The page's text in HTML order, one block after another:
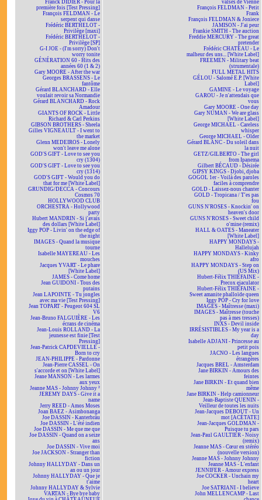
Franck DIDIER - Pour la
première fois [Test Pressing]
François FELDMAN - Le
serpent qui danse
Frédéric BERTHELOT -
Privilège [maxi]
Frédéric BERTHELOT -
Privilège [SP]
G-I JOE - (I'm sorry) Don't
worry tonite
GÉNÉRATION 60 - Hits des
années 60 (1 & 2)
Gary MOORE - After the war
Georges BRASSENS - Le
fantôme
Gérard BLANCHARD - Elle
voulait revoir sa Normandie
Gérard BLANCHARD - Rock
Amadour
GIANTS OF ROCK - Little
Richard & Carl Perkins
GIBSON BROTHERS - Sheela
Gilles VIGNEAULT - I went to
the market
Glenn MEDEIROS - Lonely
won't leave me alone
GOD'S GIFT - Love to see you
cry (1304)
GOD'S GIFT - Love to see you
cry (1314)
GOD'S GIFT - Would you do
that for me [White Label]
GRUNDIG/DECCA - Concours
Cosmos 70
HOLLYWOOD CLUB
ORCHESTRA - Hollywood
party
Hubert MANDRIN - Si j'avais
des dollars [White Label]
Iggy POP - Livin' on the edge of
the night
IMAGES - Quand la musique
tourne
Isabelle MAYEREAU - Les
mouches
Jacques YVART - Le phare
[White Label]
JAMES - Come home
Jean GUIDONI - Tous des
putains
Jean LAPOINTE - Tu jongles
avec ma vie [Test Pressing]
Jean TOPART - Peugeot 604 SL
V6
Jean-Bruno FALGUIÈRE - Les
écrans de cinéma
Jean-Louis ROLLAND - La
jeunesse est finie [Test
Pressing]
Jean-Patrick CAPDEVIELLE -
Born to cry
JEAN-PHILIPPE - Pardonne
Jean-Pierre CASSEL - On
s'accorde et on [White Label]
Jeane MANSON - Les larmes
aux yeux
Jeanne MAS - Johnny Johnny ²
JEREMY DAYS - Give it a
name
Jerry REED - Amos Moses
Joan BAEZ - Asimbonanga
Joe DASSIN - Kanterbräu
Joe DASSIN - L'été indien
Joe DASSIN - Me que me que
Joe DASSIN - Quand on a seize
ans
Joe DASSIN - Vive moi
Joe JACKSON - Stranger than
fiction
Johnny HALLYDAY - Dans un
an ou un jour
Johnny HALLYDAY - Que je
t'aime
Johnny HALLYDAY & Sylvie
VARTAN - Bye bye baby
valses de Vienne
François FELDMAN - Petit
Frank
François FELDMAN & Joniece
JAMISON - J'ai peur
Frankie SMITH - The auction
Freddie MERCURY - The great
pretender
Frédéric CHATEAU - Le
malheur des uns... [White Label]
FREEMEN - Military beat
(strumentale)
FULL METAL HITS
GÉLOU - Salomé E.P. [White
Label]
GAMINE - Le voyage
GAROU - Je n'attendais que
vous
Gary MOORE - One day
Gary NUMAN - We are glass
[White Label]
George MICHAEL - Careless
whisper
George MICHAEL - Older
Gérard BLANC - Du soleil dans
la nuit
GETZ/GILBERTO - The girl
from Ipanema
Gilbert BÉCAUD - Désirée
GIPSY KINGS - Djobi, djoba
GOGOL 1er - Voilà des paroles
faciles à comprendre
GOLD - Laissez-nous chanter
GOLD - Tropicana / T'es pas
fou
GUNS N'ROSES - Knockin' on
heaven's door
GUNS N'ROSES - Sweet child
o'mine (remix)
HALL & OATES - Maneater
[White Label]
HAPPY MONDAYS -
Hallelujah
HAPPY MONDAYS - Kinky
afro
HAPPY MONDAYS - Step on
(US Mix)
Hubert-Félix THIÉFAINE -
Precox ejaculator
Hubert-Félix THIÉFAINE -
Sweet amanite phalloïde queen
Iggy POP - Cry for love
IMAGES - Maîtresse (maxi)
IMAGES - Maîtresse (touche
pas à mes tresses)
INXS - Devil inside
IRRÉSISTIBLES - My year is a
day
Isabelle ADJANI - Princesse au
petit pois
JACNO - Les langues
étrangères
Jacques BREL - Amsterdam
Jane BIRKIN - Amours des
feintes
Jane BIRKIN - Et quand bien
même
Jane BIRKIN - Help camionneur
Jean-Baptiste QUENIN -
Veilleur de toutes les nuits
Jean-Jacques DEBOUT - Un
mot [ACÉTATE]
Jean-Jacques GOLDMAN -
Puisque tu pars
Jean-Paul GAULTIER - Noisy
(remix)
Jeanne MAS - Cœur en stéréo
(nouvelle version)
Jeanne MAS - Johnny Johnny
Jeanne MAS - L'enfant
JENNIFER - Amour express
Joe COCKER - Unchain my
heart
Joe SATRIANI - I believe
John MELLENCAMP - Last